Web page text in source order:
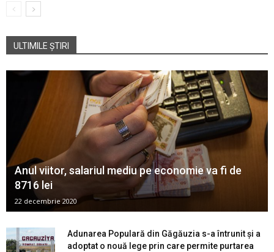
ULTIMILE ȘTIRI
Anul viitor, salariul mediu pe economie va fi de
8716 lei
22 decembrie 2020
Adunarea Populară din Găgăuzia s-a întrunit și a
adoptat o nouă lege prin care permite purtarea